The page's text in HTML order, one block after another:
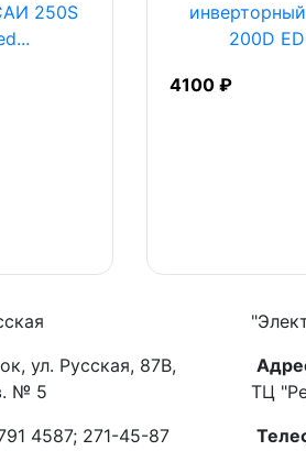
250S
200D
4100 ₽
ул. Русская, 87В,
№ 5
4587; 271-45-87
ТЦ